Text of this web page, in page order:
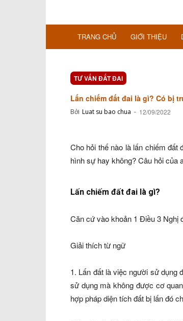
TRANG CHỦ GIỚI THIỆU
TƯ VẤN ĐẤT ĐAI
Lấn chiếm đất đai là gì? Có bị
Bởi Luat su bao chua - 12/09/2022
Cho hỏi thế nào là lấn chiếm
hình sự hay không? Câu hỏi của
Lấn chiếm đất đai là gì?
Căn cứ vào khoản 1 Điều 3 Nghị
Giải thích từ ngữ
1. Lấn đất là việc người sử dụng
sử dụng mà không được cơ
hợp pháp diện tích đất bị lấn đó